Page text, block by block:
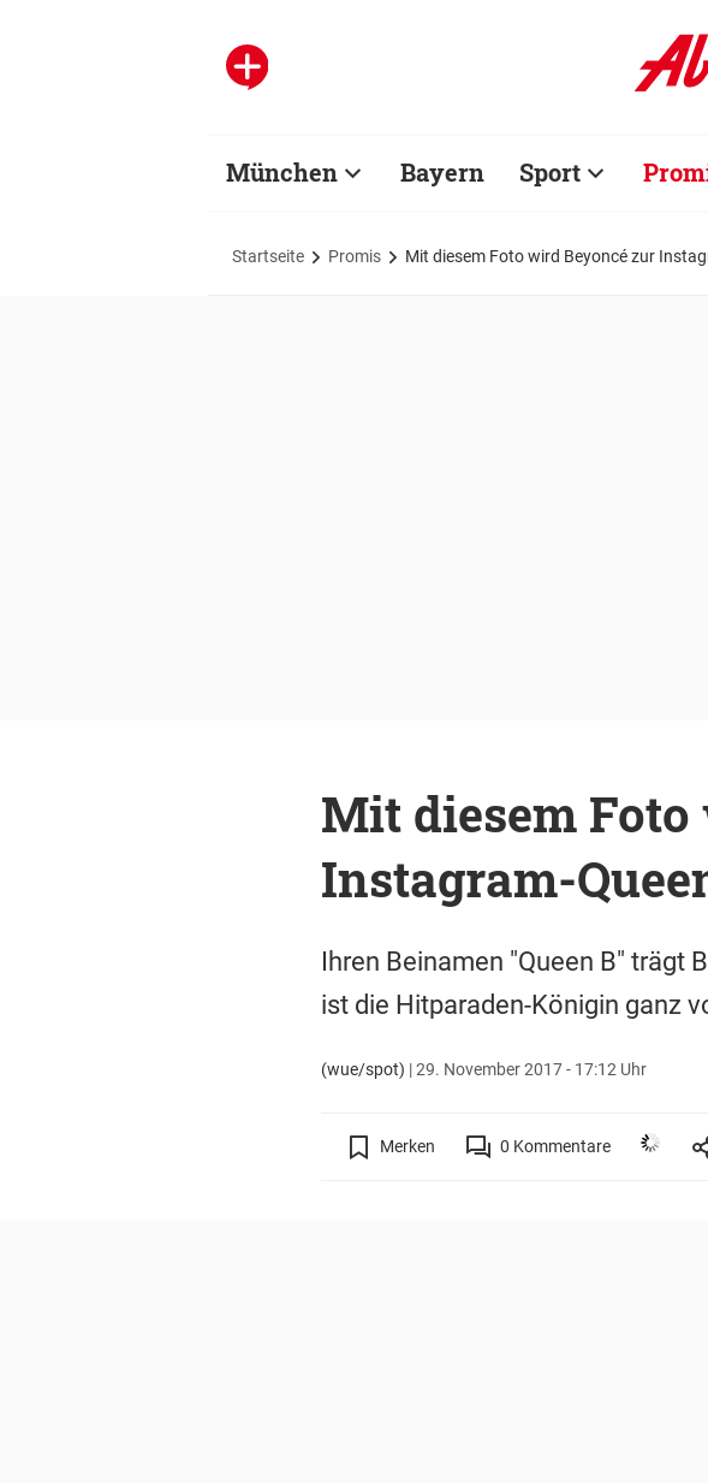
München Bayern Sport
Startseite Promis Mit diesem Foto wird Beyoncé zur
Mit diesem
Instagram-
Ihren Beinamen "Queen B" trägt
ist die Hitparaden-Königin ganz
(wue/spot) |29. November 2017 - 17:12 Uhr
Merken 0 Kommentare